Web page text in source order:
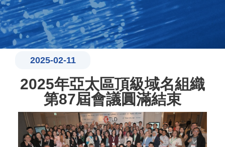
2025-02-11
2025年亞太區頂級域名組織
第87屆會議圓滿結束